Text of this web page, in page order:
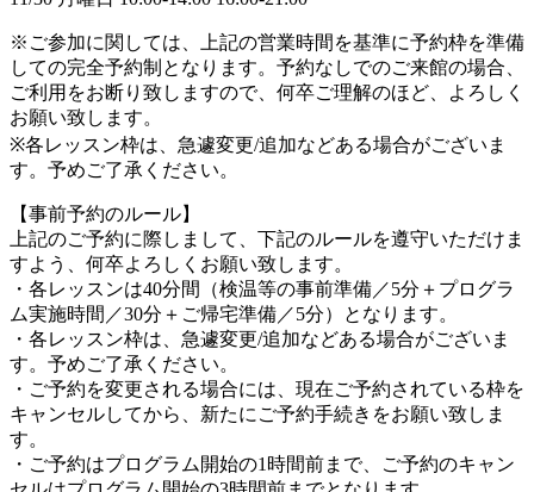
※ご参加に関しては、上記の営業時間を基準に予約枠を準備
しての完全予約制となります。予約なしでのご来館の場合、
ご利用をお断り致しますので、何卒ご理解のほど、よろしく
お願い致します。
※各レッスン枠は、急遽変更/追加などある場合がございま
す。予めご了承ください。
【事前予約のルール】
上記のご予約に際しまして、下記のルールを遵守いただけま
すよう、何卒よろしくお願い致します。
・各レッスンは40分間（検温等の事前準備／5分＋プログラ
ム実施時間／30分＋ご帰宅準備／5分）となります。
・各レッスン枠は、急遽変更/追加などある場合がございま
す。予めご了承ください。
・ご予約を変更される場合には、現在ご予約されている枠を
キャンセルしてから、新たにご予約手続きをお願い致しま
す。
・ご予約はプログラム開始の1時間前まで、ご予約のキャン